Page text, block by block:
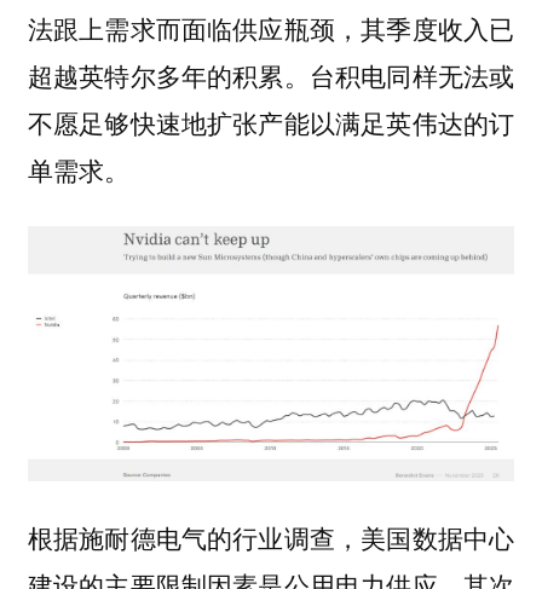
法跟上需求而面临供应瓶颈，其季度收入已
超越英特尔多年的积累。台积电同样无法或
不愿足够快速地扩张产能以满足英伟达的订
单需求。
根据施耐德电气的行业调查，美国数据中心